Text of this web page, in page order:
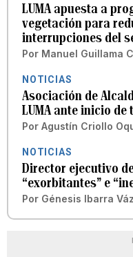
LUMA apuesta a
vegetación para
interrupciones del
Por Manuel Guillama
NOTICIAS
Asociación de
LUMA ante inicio
Por Agustín Criollo
NOTICIAS
Director ejecutivo
“exorbitantes” e
Por Génesis Ibarra